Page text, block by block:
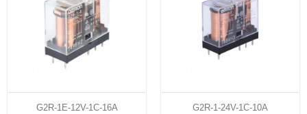
G2R-1-24V-1C-10A
G2R-1E-12V-1C-16A